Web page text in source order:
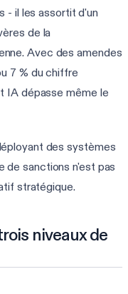
- il les assortit d'un
de la
Avec des amendes
7 % du chiffre
IA dépasse même le
des systèmes
de sanctions n'est pas
stratégique.
niveaux de